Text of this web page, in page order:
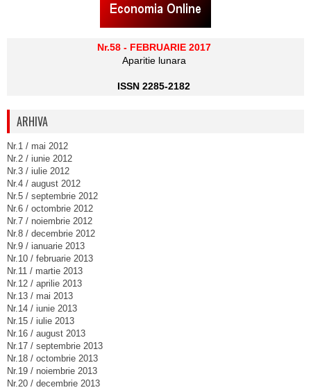
Nr.58 - FEBRUARIE 2017
Aparitie lunara
ISSN 2285-2182
ARHIVA
Nr.1 / mai 2012
Nr.2 / iunie 2012
Nr.3 / iulie 2012
Nr.4 / august 2012
Nr.5 / septembrie 2012
Nr.6 / octombrie 2012
Nr.7 / noiembrie 2012
Nr.8 / decembrie 2012
Nr.9 / ianuarie 2013
Nr.10 / februarie 2013
Nr.11 / martie 2013
Nr.12 / aprilie 2013
Nr.13 / mai 2013
Nr.14 / iunie 2013
Nr.15 / iulie 2013
Nr.16 / august 2013
Nr.17 / septembrie 2013
Nr.18 / octombrie 2013
Nr.19 / noiembrie 2013
Nr.20 / decembrie 2013